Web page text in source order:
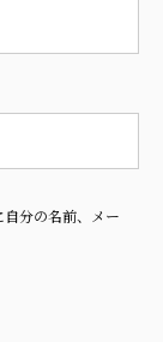
分の名前、メー